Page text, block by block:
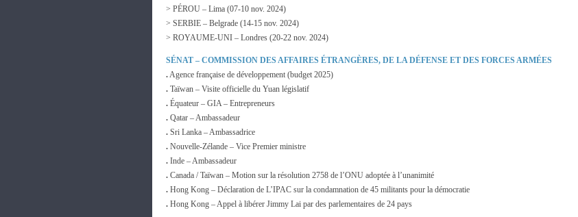
> PÉROU – Lima (07-10 nov. 2024)
> SERBIE – Belgrade (14-15 nov. 2024)
> ROYAUME-UNI – Londres (20-22 nov. 2024)
SÉNAT – COMMISSION DES AFFAIRES ÉTRANGÈRES, DE LA DÉFENSE ET DES FORCES ARMÉES
.Agence française de développement (budget 2025)
. Taïwan – Visite officielle du Yuan législatif
. Équateur – GIA – Entrepreneurs
. Qatar – Ambassadeur
. Sri Lanka – Ambassadrice
. Nouvelle-Zélande – Vice Premier ministre
. Inde – Ambassadeur
. Canada / Taïwan – Motion sur la résolution 2758 de l’ONU adoptée à l’unanimité
. Hong Kong – Déclaration de L’IPAC sur la condamnation de 45 militants pour la démocratie
. Hong Kong – Appel à libérer Jimmy Lai par des parlementaires de 24 pays